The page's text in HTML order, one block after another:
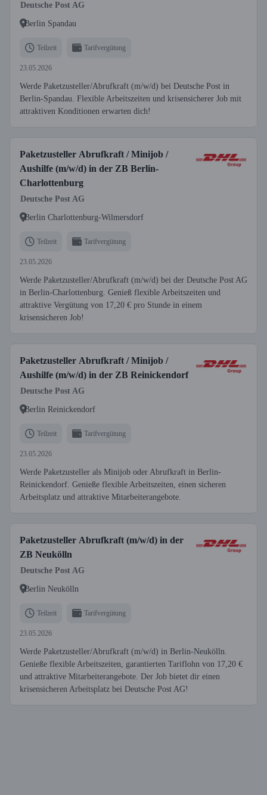
Deutsche Post AG
Berlin Spandau
Teilzeit Tarifvergütung
23.05.2026
Werde Paketzusteller/Abrufkraft (m/w/d) bei Deutsche Post in
Berlin-Spandau. Flexible Arbeitszeiten und krisensicherer Job mit
attraktiven Konditionen erwarten dich!
Paketzusteller Abrufkraft / Minijob /
Aushilfe (m/w/d) in der ZB Berlin-
Charlottenburg
Deutsche Post AG
Berlin Charlottenburg-Wilmersdorf
Teilzeit Tarifvergütung
23.05.2026
Werde Paketzusteller/Abrufkraft (m/w/d) bei der Deutsche Post AG
in Berlin-Charlottenburg. Genieß flexible Arbeitszeiten und
attraktive Vergütung von 17,20 € pro Stunde in einem
krisensicheren Job!
Paketzusteller Abrufkraft / Minijob /
Aushilfe (m/w/d) in der ZB Reinickendorf
Deutsche Post AG
Berlin Reinickendorf
Teilzeit Tarifvergütung
23.05.2026
Werde Paketzusteller als Minijob oder Abrufkraft in Berlin-
Reinickendorf. Genieße flexible Arbeitszeiten, einen sicheren
Arbeitsplatz und attraktive Mitarbeiterangebote.
Paketzusteller Abrufkraft (m/w/d) in der
ZB Neukölln
Deutsche Post AG
Berlin Neukölln
Teilzeit Tarifvergütung
23.05.2026
Werde Paketzusteller/Abrufkraft (m/w/d) in Berlin-Neukölln.
Genieße flexible Arbeitszeiten, garantierten Tariflohn von 17,20 €
und attraktive Mitarbeiterangebote. Der Job bietet dir einen
krisensicheren Arbeitsplatz bei Deutsche Post AG!